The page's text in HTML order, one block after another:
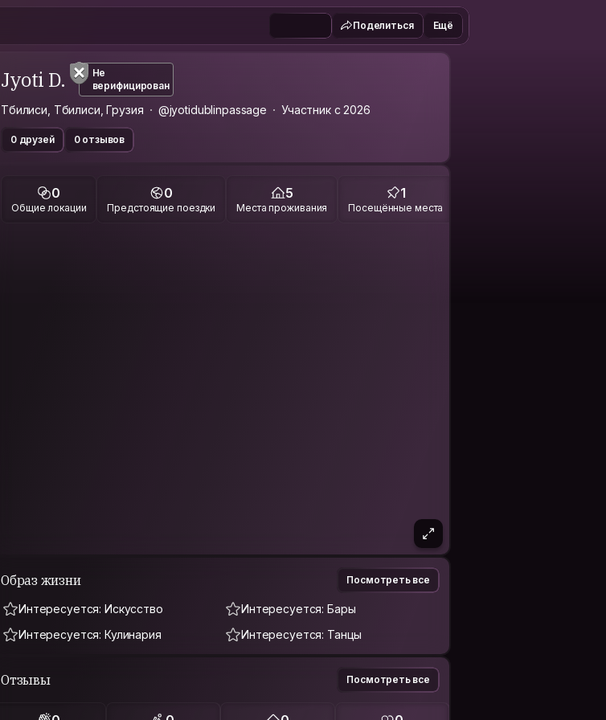
Поделиться Ещё
Jyoti D.
Не
верифицирован
Тбилиси, Тбилиси, Грузия @jyotidublinpassage Участник с 2026
0 друзей 0 отзывов
0
Общие локации
0
Предстоящие поездки
5
Места проживания
1
Посещённые места
Образ жизни Посмотреть все
Интересуется: Искусство
Интересуется: Бары
Интересуется: Кулинария
Интересуется: Танцы
Отзывы Посмотреть все